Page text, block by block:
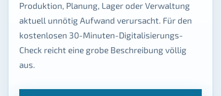
Produktion, Planung, Lager oder Verwaltung
aktuell unnötig Aufwand verursacht. Für den
kostenlosen 30-Minuten-Digitalisierungs-
Check reicht eine grobe Beschreibung völlig
aus.